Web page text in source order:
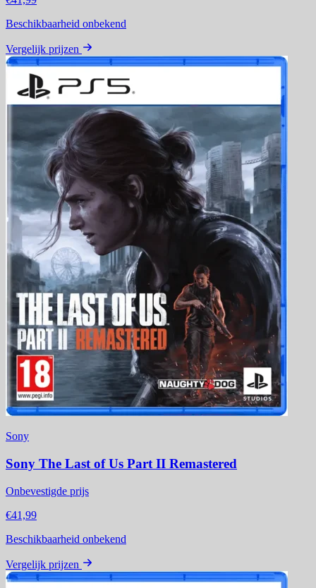
Beschikbaarheid onbekend
Vergelijk prijzen
Sony
Sony The Last of Us Part II Remastered
Onbevestigde prijs
€41,99
Beschikbaarheid onbekend
Vergelijk prijzen